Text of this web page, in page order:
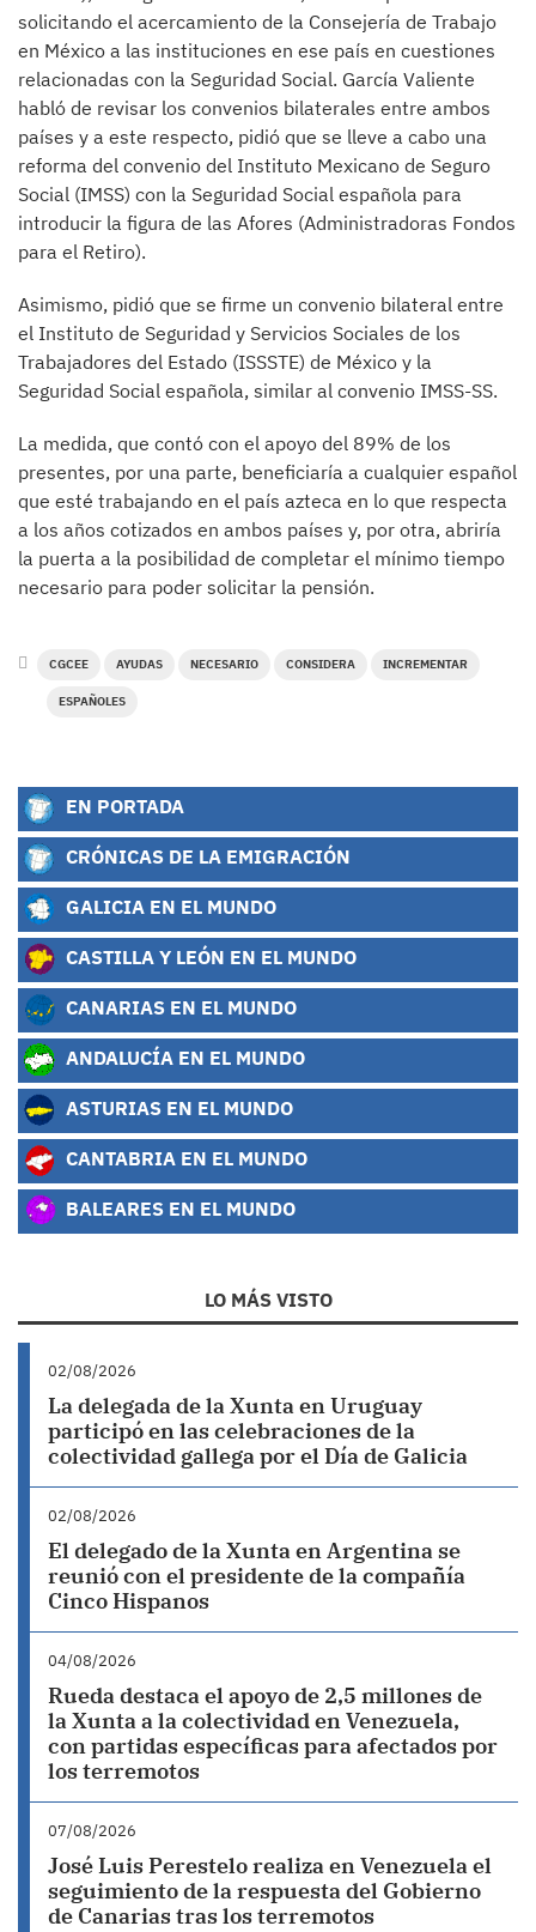
solicitando el acercamiento de la Consejería de Trabajo
en México a las instituciones en ese país en cuestiones
relacionadas con la Seguridad Social. García Valiente
habló de revisar los convenios bilaterales entre ambos
países y a este respecto, pidió que se lleve a cabo una
reforma del convenio del Instituto Mexicano de Seguro
Social (IMSS) con la Seguridad Social española para
introducir la figura de las Afores (Administradoras Fondos
para el Retiro).
Asimismo, pidió que se firme un convenio bilateral entre
el Instituto de Seguridad y Servicios Sociales de los
Trabajadores del Estado (ISSSTE) de México y la
Seguridad Social española, similar al convenio IMSS-SS.
La medida, que contó con el apoyo del 89% de los
presentes, por una parte, beneficiaría a cualquier español
que esté trabajando en el país azteca en lo que respecta
a los años cotizados en ambos países y, por otra, abriría
la puerta a la posibilidad de completar el mínimo tiempo
necesario para poder solicitar la pensión.
CGCEE AYUDAS NECESARIO CONSIDERA INCREMENTAR
ESPAÑOLES
EN PORTADA
CRÓNICAS DE LA EMIGRACIÓN
GALICIA EN EL MUNDO
CASTILLA Y LEÓN EN EL MUNDO
CANARIAS EN EL MUNDO
ANDALUCÍA EN EL MUNDO
ASTURIAS EN EL MUNDO
CANTABRIA EN EL MUNDO
BALEARES EN EL MUNDO
LO MÁS VISTO
02/08/2026
La delegada de la Xunta en Uruguay
participó en las celebraciones de la
colectividad gallega por el Día de Galicia
02/08/2026
El delegado de la Xunta en Argentina se
reunió con el presidente de la compañía
Cinco Hispanos
04/08/2026
Rueda destaca el apoyo de 2,5 millones de
la Xunta a la colectividad en Venezuela,
con partidas específicas para afectados por
los terremotos
07/08/2026
José Luis Perestelo realiza en Venezuela el
seguimiento de la respuesta del Gobierno
de Canarias tras los terremotos